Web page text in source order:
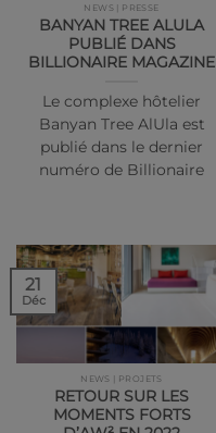
NEWS | PRESSE
BANYAN TREE ALULA
PUBLIÉ DANS
BILLIONAIRE MAGAZINE
Le complexe hôtelier
Banyan Tree AlUla est
publié dans le dernier
numéro de Billionaire
NEWS | PROJETS
RETOUR SUR LES
MOMENTS FORTS
21
Déc